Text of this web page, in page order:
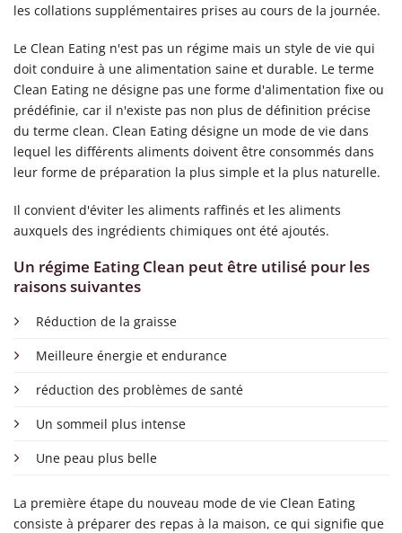
les collations supplémentaires prises au cours de la journée.
Le Clean Eating n'est pas un régime mais un style de vie qui
doit conduire à une alimentation saine et durable. Le terme
Clean Eating ne désigne pas une forme d'alimentation fixe ou
prédéfinie, car il n'existe pas non plus de définition précise
du terme clean. Clean Eating désigne un mode de vie dans
lequel les différents aliments doivent être consommés dans
leur forme de préparation la plus simple et la plus naturelle.
Il convient d'éviter les aliments raffinés et les aliments
auxquels des ingrédients chimiques ont été ajoutés.
Un régime Eating Clean peut être utilisé pour les
raisons suivantes
Réduction de la graisse
Meilleure énergie et endurance
réduction des problèmes de santé
Un sommeil plus intense
Une peau plus belle
La première étape du nouveau mode de vie Clean Eating
consiste à préparer des repas à la maison, ce qui signifie que